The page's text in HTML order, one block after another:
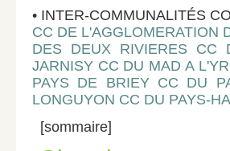
• INTER-COMMUNALITÉS
CC DE L'AGGLOMERATION
DES DEUX RIVIERES CC
JARNISY CC DU MAD A
PAYS DE BRIEY CC DU
LONGUYON CC DU PAYS-
[sommaire]